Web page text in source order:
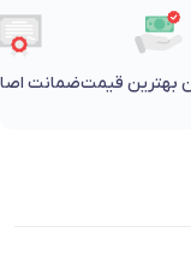
بهترین قیمتضمانت